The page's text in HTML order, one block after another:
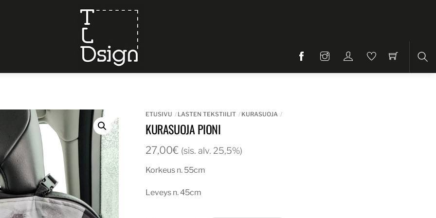
ETUSIVU LASTEN TEKSTIILIT KURASUOJA
KURASUOJA PIONI
27,00€ (sis. alv. 25,5%)
Korkeus n. 55cm
Leveys n. 45cm